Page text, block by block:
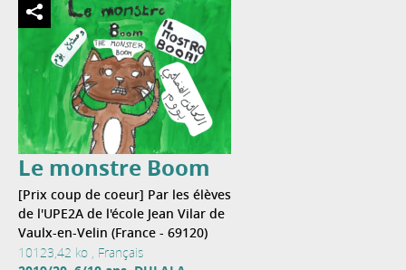
Le monstre Boom
[Prix coup de coeur] Par les élèves
de l'UPE2A de l'école Jean Vilar de
Vaulx-en-Velin (France - 69120)
10123,42 ko , Français